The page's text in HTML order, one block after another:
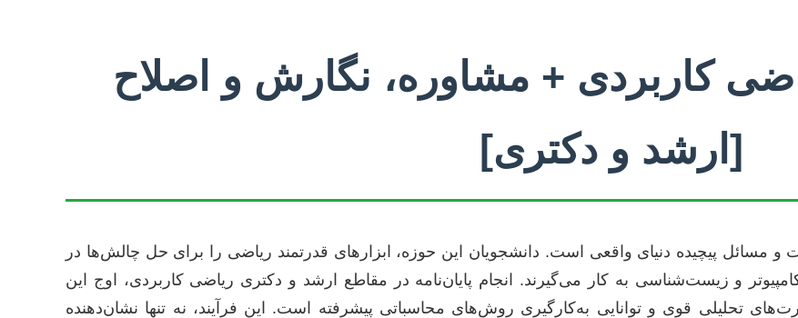
کاربردی + مشاوره، نگارش و اصلاح
[ارشد و دکتری]
و مسائل پیچیده دنیای واقعی است. دانشجویان این حوزه، ابزارهای قدرتمند ریاضی را برای حل چالش‌ها در
و زیست‌شناسی به کار می‌گیرند. انجام پایان‌نامه در مقاطع ارشد و دکتری ریاضی کاربردی، اوج این
تحلیلی قوی و توانایی به‌کارگیری روش‌های محاسباتی پیشرفته است. این فرآیند، نه تنها نشان‌دهنده